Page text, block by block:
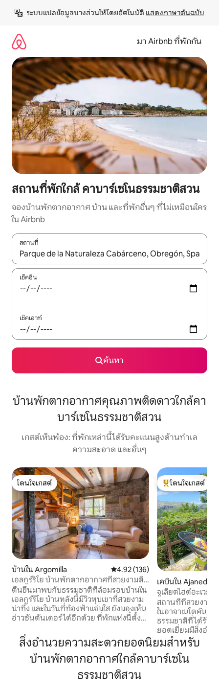
เนื้อหา
ระบบแปลข้อมูลบางส่วนให้โดยอัตโนมัติ แสดงภาษาต้นฉบับ
มา Airbnb ที่พักกัน
สถานที่พักใกล้ คาบาร์เซโนธรรมชาติสวน
จองบ้านพักตากอากาศ บ้าน และที่พักอื่นๆ ที่ไม่เหมือนใคร
ใน Airbnb
สถานที่
ใช้ลูกศรขึ้นลง หรือใช้การสัมผัสหรือปัด เพื่อสำรวจผลการค้นหา
เช็คอิน
เช็คเอาท์
ค้นหา
บ้านพักตากอากาศคุณภาพติดดาวใกล้คา
บาร์เซโนธรรมชาติสวน
เกสต์เห็นพ้อง: ที่พักเหล่านี้ได้รับคะแนนสูงด้านทำเล
ความสะอาด และอื่นๆ
โดนใจเกสต์
โดนใจเกสต์
บ้านใน Argomilla คะแนนเฉลี่ย 4.92 จาก 5, 136 รีวิว
4.92 (136)
เอลกูร์ริโย บ้านพักตากอากาศที่สวยงามติด
กับคาบาร์เซโน
ตื่นขึ้นมาพบกับธรรมชาติที่ล้อมรอบบ้านใน
เอลกูร์รีโย บ้านหลังนี้มีวิวหุบเขาที่สวยงาม
น่าทึ่ง และในวันที่ท้องฟ้าแจ่มใส ยังมองเห็น
อ่าวซันตันเดอร์ได้อีกด้วย ที่พักแห่งนี้ตั้งอยู่
ป่า และทิวทัศน์พระอาทิตย์ขึ้นและ
พระอาทิตย์ตกดินที่มีเอกลักษณ์เฉพาะตัว
ที่นี่อยู่ห่างจากคาบาร์เซโนเพียง 10 นาที
และอยู่ใกล้กับซานติยานาเดลมาร์และซัน
ตันเดอร์ ที่นี่เป็นสถานที่พักผ่อนที่สมบูรณ์
โดนใจเกสต์ที่สุด
โดนใจเกสต์
เคบินใน Ajanedo
จูเลียตไฮด์อะเวย์
สถานที่ที่สวยงามแ
ในอาจาเนโดคันตา
ธรรมชาติที่ได้รับ
ยอดเยี่ยมมีสิ่งอำน
คอทเทจสวยงามพ
พร้อมกันสาดหม้อ
อ่างอาบน้ำที่มีหน้า
สิ่งอำนวยความสะดวกยอดนิยมสำหรับ
บ้านพักตากอากาศใกล้คาบาร์เซโน
ธรรมชาติสวน